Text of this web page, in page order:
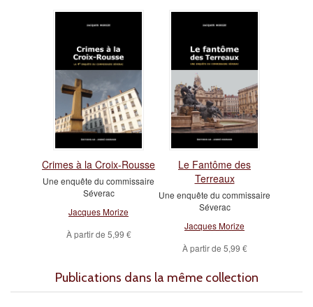
Crimes à la Croix-Rousse
Une enquête du commissaire
Séverac
Jacques Morize
À partir de 5,99 €
Le Fantôme des
Terreaux
Une enquête du commissaire
Séverac
Jacques Morize
À partir de 5,99 €
Publications dans la même collection